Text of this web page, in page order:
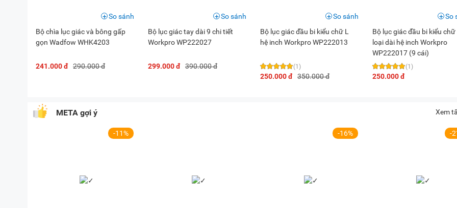
Bộ chìa lục giác và bông gấp
gọn Wadfow WHK4203
241.000 đ 290.000 đ
So sánh
Bộ lục giác tay dài 9 chi tiết
Workpro WP222027
299.000 đ 390.000 đ
So sánh
Bộ lục giác đầu bi kiểu chữ L
hệ inch Workpro WP222013
(1)
250.000 đ 350.000 đ
So sánh
Bộ lục giác đầu bi kiểu chữ
loại dài hệ inch Workpro
WP222017 (9 cái)
(1)
250.000 đ
So
META gợi ý Xem
-11% -16% -